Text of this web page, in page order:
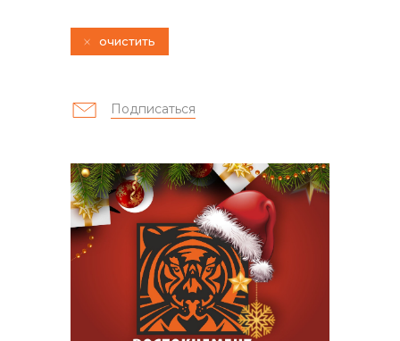
контакты отдела закупок
Контакты
Подписаться
очистить